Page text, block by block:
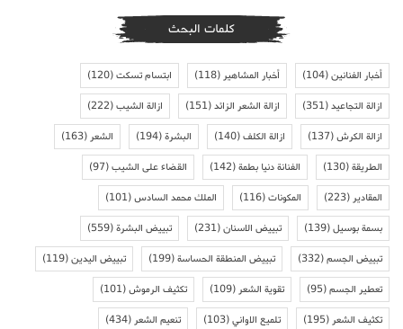
كلمات البحث
أخبار الفنانين(104) أخبار المشاهير(118) ابتسام تسكت(120)
ازالة التجاعيد(351) ازالة الشعر الزائد(151) ازالة الشيب(222)
ازالة الكرش(137) ازالة الكلف(140) البشرة(194) الشعر(163)
الطريقة(130) الفنانة دنيا بطمة(142) القضاء على الشيب(97)
المقادير(223) المكونات(116) الملك محمد السادس(101)
بسمة بوسيل(139) تبييض الاسنان(231) تبييض البشرة(559)
تبييض الجسم(332) تبييض المنطقة الحساسة(199) تبييض اليدين(119)
تعطير الجسم(95) تقوية الشعر(109) تكثيف الرموش(101)
تكثيف الشعر(195) تلميع الاواني(103) تنعيم الشعر(434)